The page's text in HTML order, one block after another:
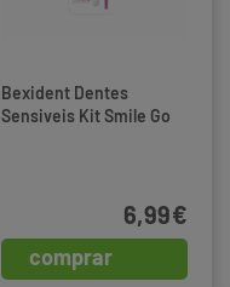
Bexident Dentes
Sensiveis Kit Smile Go
comprar
6,99€